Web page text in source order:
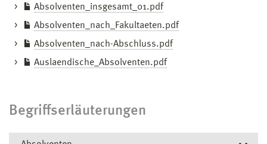
Absolventen_insgesamt_01.pdf
Absolventen_nach_Fakultaeten.pdf
Absolventen_nach-Abschluss.pdf
Auslaendische_Absolventen.pdf
Begriffserläuterungen